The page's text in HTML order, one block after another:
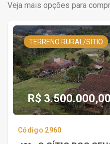
Veja mais opções para
TERRENO RURAL/SITIO
R$
Código 2960